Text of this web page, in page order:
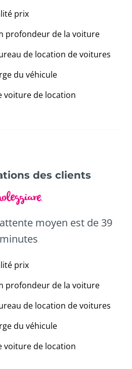
prix
profondeur de la voiture
de location de voitures
du véhicule
voiture de location
des clients
moyen est de 39
minutes
prix
profondeur de la voiture
de location de voitures
du véhicule
voiture de location